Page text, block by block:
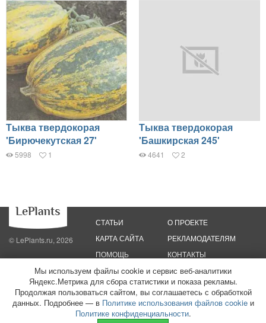
Тыква твердокорая
'Бирючекутская 27'
5998 1
Тыква твердокорая
'Башкирская 245'
4641 2
© LePlants.ru, 2026
СТАТЬИ
КАРТА САЙТА
ПОМОЩЬ
О ПРОЕКТЕ
РЕКЛАМОДАТЕЛЯМ
КОНТАКТЫ
Политика конфиденциальности
Политика использования файлов cookie
Пользовательское соглашение
Редакционные стандарты
ООО «Трафик»
ИНН 7813175200 ОГРН 1027806866724
Монетизация
Мы используем файлы cookie и сервис веб-аналитики
Яндекс.Метрика для сбора статистики и показа рекламы.
Продолжая пользоваться сайтом, вы соглашаетесь с обработкой
данных. Подробнее — в Политике использования файлов cookieи
Политике конфиденциальности.